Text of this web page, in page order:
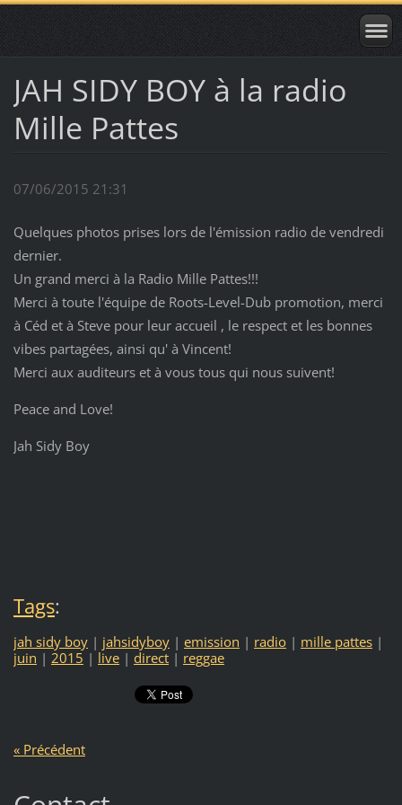
JAH SIDY BOY à la radio
Mille Pattes
07/06/2015 21:31
Quelques photos prises lors de l'émission radio de vendredi
dernier.
Un grand merci à la Radio Mille Pattes!!!
Merci à toute l'équipe de Roots-Level-Dub promotion, merci
à Céd et à Steve pour leur accueil , le respect et les bonnes
vibes partagées, ainsi qu' à Vincent!
Merci aux auditeurs et à vous tous qui nous suivent!
Peace and Love!
Jah Sidy Boy
Tags:
jah sidy boy | jahsidyboy | emission | radio | mille pattes |
juin | 2015 | live | direct | reggae
« Précédent